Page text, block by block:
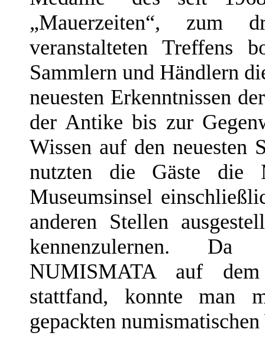
„Mauerzeiten“, zum
veranstalteten Treffens
Sammlern und Händlern
neuesten Erkenntnissen
der Antike bis zur
Wissen auf den neuesten
nutzten die Gäste die
Museumsinsel
anderen Stellen
kennenzulernen.
NUMISMATA auf
stattfand, konnte man
gepackten